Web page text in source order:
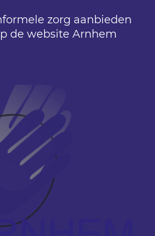
zorg aanbieden
de website Arnhem